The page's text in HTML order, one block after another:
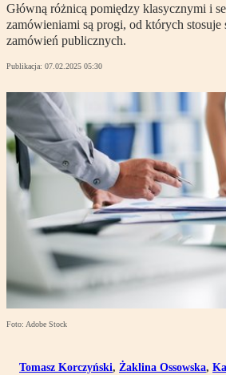
Główną różnicą pomiędzy klasycznymi i
zamówieniami są progi, od których stosuje
zamówień publicznych.
Publikacja: 07.02.2025 05:30
Foto: Adobe Stock
Tomasz Korczyński, Żaklina Ossowska,